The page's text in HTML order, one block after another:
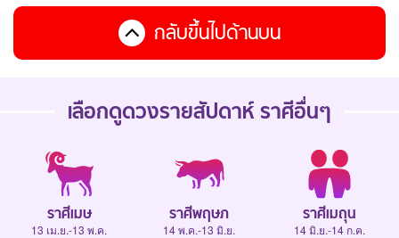
กลับขึ้นไปด้านบน
เลือกดูดวงรายสัปดาห์ ราศีอื่นๆ
ราศีเมษ
13 เม.ย.-13 พ.ค.
ราศีพฤษภ
14 พ.ค.-13 มิ.ย.
ราศีเมถุน
14 มิ.ย.-14 ก.ค.